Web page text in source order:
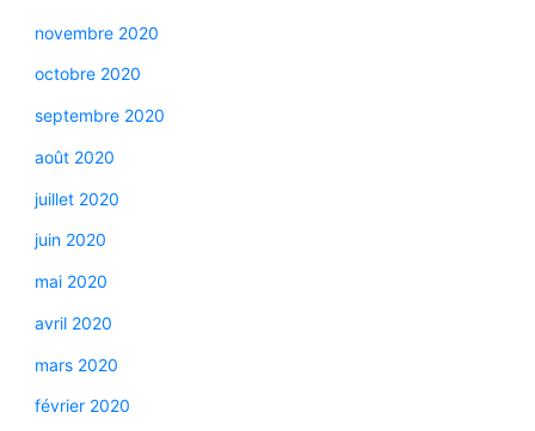
novembre 2020
octobre 2020
septembre 2020
août 2020
juillet 2020
juin 2020
mai 2020
avril 2020
mars 2020
février 2020